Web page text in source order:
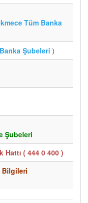
Tüm Banka
Şubeleri )
Şubeleri
Hattı ( 444 0 400 )
Bilgileri